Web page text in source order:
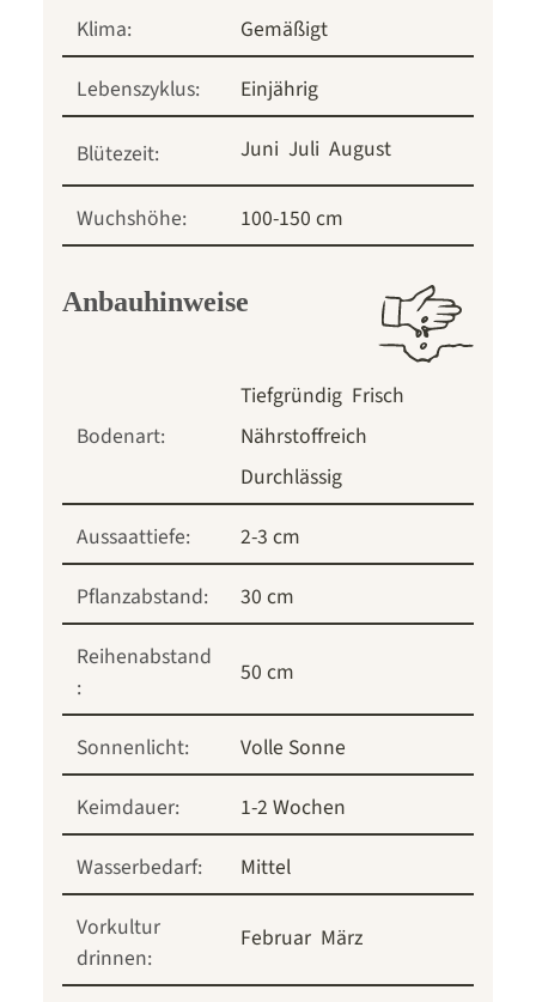
Klima:
Gemäßigt
Lebenszyklus:
Einjährig
Blütezeit: Juni Juli August
Wuchshöhe: 100-150 cm
Anbauhinweise
Bodenart:
Tiefgründig Frisch
Nährstoffreich
Durchlässig
Aussaattiefe:
2-3 cm
Pflanzabstand:
30 cm
Reihenabstand
:
50 cm
Sonnenlicht:
Volle Sonne
Keimdauer:
1-2 Wochen
Wasserbedarf:
Mittel
Vorkultur
drinnen:
Februar März